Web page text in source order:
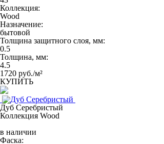
Коллекция:
Wood
Назначение:
бытовой
Толщина защитного слоя, мм:
0.5
Толщина, мм:
4.5
1720 руб./м²
КУПИТЬ
Дуб Серебристый
Коллекция Wood
в наличии
Фаска: